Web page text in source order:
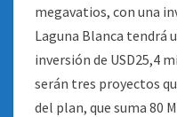
megavatios, con una
Laguna Blanca tendrá
inversión de USD25,4
serán tres proyectos
del plan, que suma 80